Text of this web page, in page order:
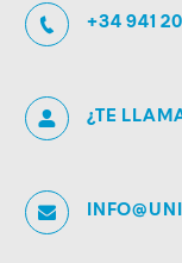
+34 941
¿TE